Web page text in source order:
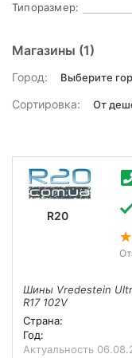
Типоразмер:
Магазины (1)
Город:
Сортировка:
R20
Шины Vredestein
R17 102V
Страна:
Год:
Актуальность